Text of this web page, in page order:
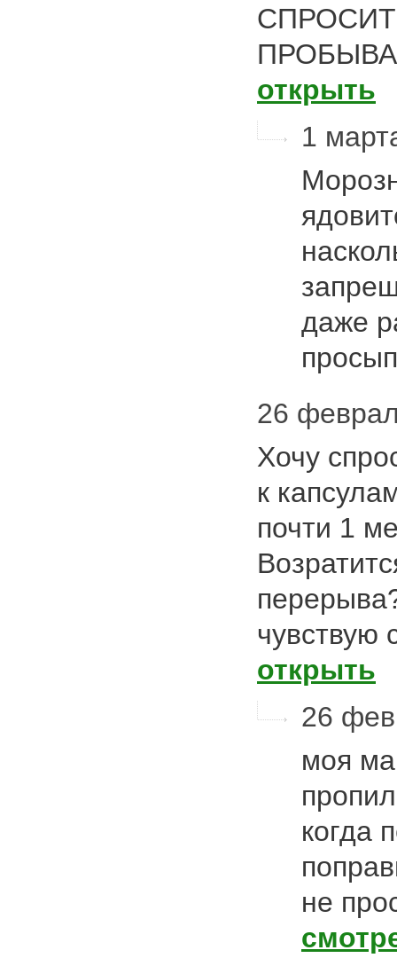
открыть
1
даже
26
Хочу
к
почти 1
чувствую
открыть
26
моя
когда
не